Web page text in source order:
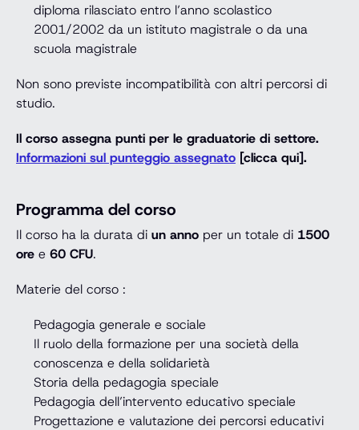
diploma rilasciato entro l’anno scolastico
2001/2002 da un istituto magistrale o da una
scuola magistrale
Non sono previste incompatibilità con altri percorsi di
studio.
Il corso assegna punti per le graduatorie di settore.
Informazioni sul punteggio assegnato [clicca qui].
Programma del corso
Il corso ha la durata di un anno per un totale di 1500
ore e 60 CFU.
Materie del corso :
Pedagogia generale e sociale
Il ruolo della formazione per una società della
conoscenza e della solidarietà
Storia della pedagogia speciale
Pedagogia dell’intervento educativo speciale
Progettazione e valutazione dei percorsi educativi